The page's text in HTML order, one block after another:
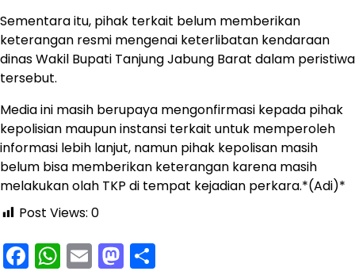
Sementara itu, pihak terkait belum memberikan
keterangan resmi mengenai keterlibatan kendaraan
dinas Wakil Bupati Tanjung Jabung Barat dalam peristiwa
tersebut.
Media ini masih berupaya mengonfirmasi kepada pihak
kepolisian maupun instansi terkait untuk memperoleh
informasi lebih lanjut, namun pihak kepolisan masih
belum bisa memberikan keterangan karena masih
melakukan olah TKP di tempat kejadian perkara.*(Adi)*
Post Views: 0
Facebook
WhatsApp
EmailMastodon